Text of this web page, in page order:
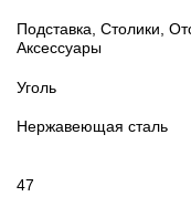
Подставка, Столики,
Аксессуары
Уголь
Нержавеющая сталь
47